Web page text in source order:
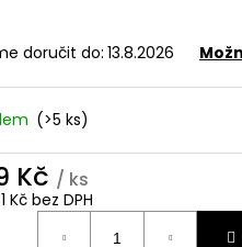
doručit do: 13.8.2026
(>5 ks)
Kč / ks
Kč bez DPH